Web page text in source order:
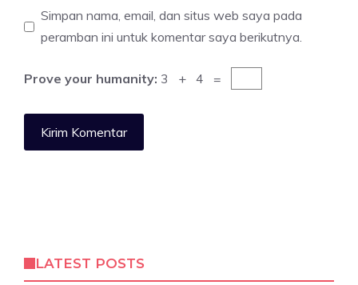
Simpan nama, email, dan situs web saya pada
peramban ini untuk komentar saya berikutnya.
Prove your humanity: 3 + 4 =
LATEST POSTS